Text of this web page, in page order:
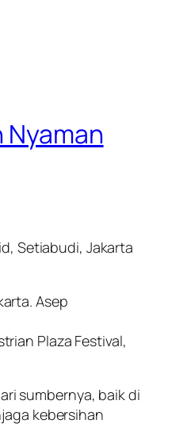
Nyaman
Setiabudi, Jakarta
Asep
Plaza Festival,
sumbernya, baik di
kebersihan